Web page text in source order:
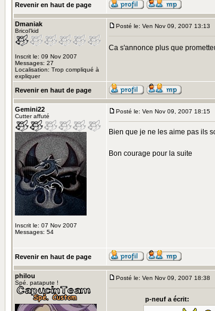
Revenir en haut de page
Dmaniak
Bricol'kid
Inscrit le: 09 Nov 2007
Messages: 27
Localisation: Trop compliqué à
expliquer
Posté le: Ven Nov 09, 2007 13:13
Ca s'annonce plus que
Revenir en haut de page
Gemini22
Cutter affuté
Inscrit le: 07 Nov 2007
Messages: 54
Posté le: Ven Nov 09, 2007 18:15
Bien que je ne les aime pas ils
Bon courage pour la suite
Revenir en haut de page
philou
Spé. patapute !
Posté le: Ven Nov 09, 2007 18:38
p-neuf a écrit: